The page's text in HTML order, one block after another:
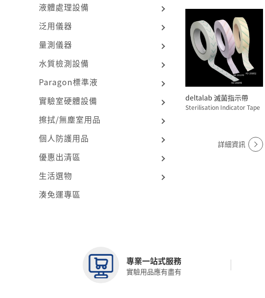
液體處理設備
泛用儀器
量測儀器
水質檢測設備
Paragon標準液
實驗室硬體設備
擦拭/無塵室用品
個人防護用品
優惠出清區
生活選物
湊免運專區
deltalab 滅菌指示帶
Sterilisation Indicator Tape
詳細資訊
專業一站式服務
實驗用品應有盡有